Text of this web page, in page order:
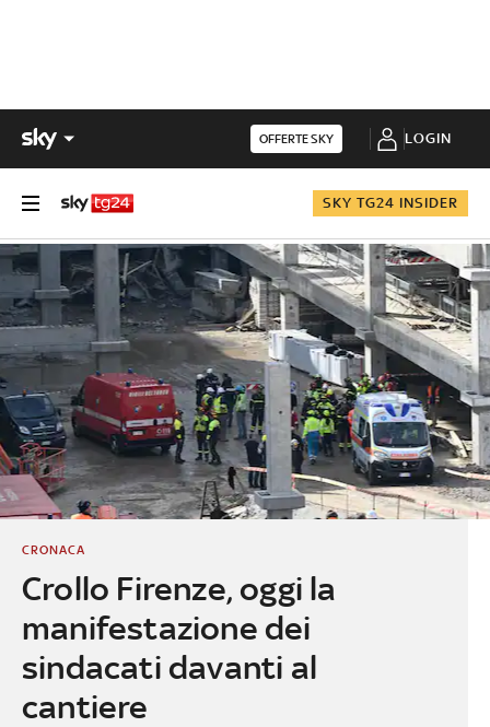
OFFERTE SKY LOGIN
SKY TG24 INSIDER
Crollo Firenze, oggi la
manifestazione dei
sindacati davanti al
cantiere
CRONACA